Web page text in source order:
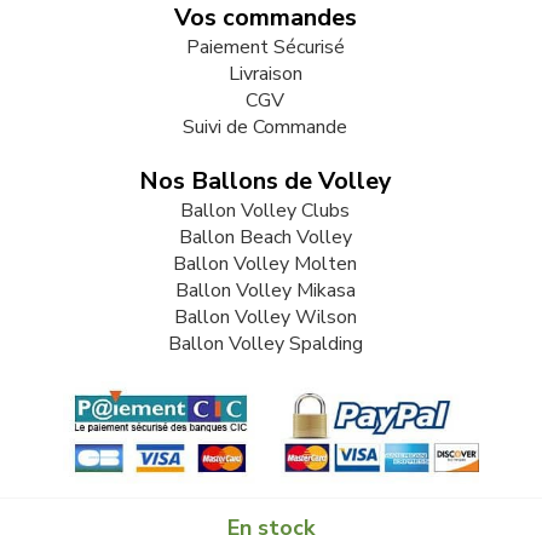
En stock
Vos commandes
Paiement Sécurisé
Livraison
CGV
Suivi de Commande
Nos Ballons de Volley
Ballon Volley Clubs
Ballon Beach Volley
Ballon Volley Molten
Ballon Volley Mikasa
Ballon Volley Wilson
Ballon Volley Spalding